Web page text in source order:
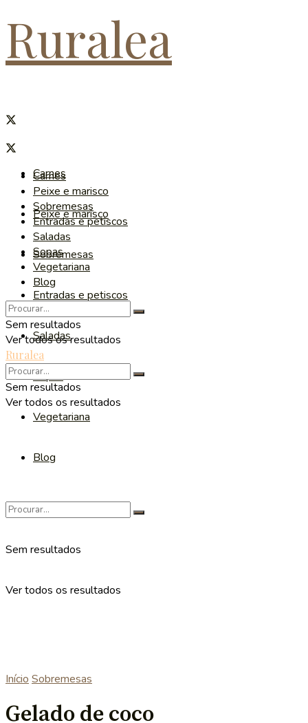
Ruralea
Carnes
Peixe e marisco
Sobremesas
Entradas e petiscos
Saladas
Sopas
Vegetariana
Blog
Sem resultados
Ver todos os resultados
Carnes
Peixe e marisco
Sobremesas
Entradas e petiscos
Saladas
Sopas
Vegetariana
Blog
Sem resultados
Ver todos os resultados
Ruralea
Sem resultados
Ver todos os resultados
Início Sobremesas
Gelado de coco